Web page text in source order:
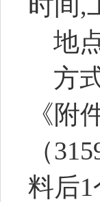
地
方
《附
（
料后